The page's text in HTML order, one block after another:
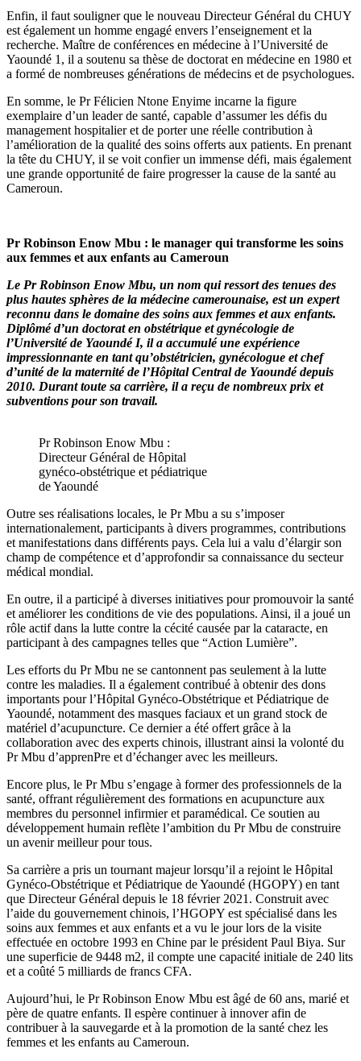
Enfin, il faut souligner que le nouveau Directeur Général du CHUY
est également un homme engagé envers l’enseignement et la
recherche. Maître de conférences en médecine à l’Université de
Yaoundé 1, il a soutenu sa thèse de doctorat en médecine en 1980 et
a formé de nombreuses générations de médecins et de psychologues.
En somme, le Pr Félicien Ntone Enyime incarne la figure
exemplaire d’un leader de santé, capable d’assumer les défis du
management hospitalier et de porter une réelle contribution à
l’amélioration de la qualité des soins offerts aux patients. En prenant
la tête du CHUY, il se voit confier un immense défi, mais également
une grande opportunité de faire progresser la cause de la santé au
Cameroun.
Pr Robinson Enow Mbu : le manager qui transforme les soins
aux femmes et aux enfants au Cameroun
Le Pr Robinson Enow Mbu, un nom qui ressort des tenues des
plus hautes sphères de la médecine camerounaise, est un expert
reconnu dans le domaine des soins aux femmes et aux enfants.
Diplômé d’un doctorat en obstétrique et gynécologie de
l’Université de Yaoundé I, il a accumulé une expérience
impressionnante en tant qu’obstétricien, gynécologue et chef
d’unité de la maternité de l’Hôpital Central de Yaoundé depuis
2010. Durant toute sa carrière, il a reçu de nombreux prix et
subventions pour son travail.
Pr Robinson Enow Mbu :
Directeur Général de Hôpital
gynéco-obstétrique et pédiatrique
de Yaoundé
Outre ses réalisations locales, le Pr Mbu a su s’imposer
internationalement, participants à divers programmes, contributions
et manifestations dans différents pays. Cela lui a valu d’élargir son
champ de compétence et d’approfondir sa connaissance du secteur
médical mondial.
En outre, il a participé à diverses initiatives pour promouvoir la santé
et améliorer les conditions de vie des populations. Ainsi, il a joué un
rôle actif dans la lutte contre la cécité causée par la cataracte, en
participant à des campagnes telles que “Action Lumière”.
Les efforts du Pr Mbu ne se cantonnent pas seulement à la lutte
contre les maladies. Il a également contribué à obtenir des dons
importants pour l’Hôpital Gynéco-Obstétrique et Pédiatrique de
Yaoundé, notamment des masques faciaux et un grand stock de
matériel d’acupuncture. Ce dernier a été offert grâce à la
collaboration avec des experts chinois, illustrant ainsi la volonté du
Pr Mbu d’apprenPre et d’échanger avec les meilleurs.
Encore plus, le Pr Mbu s’engage à former des professionnels de la
santé, offrant régulièrement des formations en acupuncture aux
membres du personnel infirmier et paramédical. Ce soutien au
développement humain reflète l’ambition du Pr Mbu de construire
un avenir meilleur pour tous.
Sa carrière a pris un tournant majeur lorsqu’il a rejoint le Hôpital
Gynéco-Obstétrique et Pédiatrique de Yaoundé (HGOPY) en tant
que Directeur Général depuis le 18 février 2021. Construit avec
l’aide du gouvernement chinois, l’HGOPY est spécialisé dans les
soins aux femmes et aux enfants et a vu le jour lors de la visite
effectuée en octobre 1993 en Chine par le président Paul Biya. Sur
une superficie de 9448 m2, il compte une capacité initiale de 240 lits
et a coûté 5 milliards de francs CFA.
Aujourd’hui, le Pr Robinson Enow Mbu est âgé de 60 ans, marié et
père de quatre enfants. Il espère continuer à innover afin de
contribuer à la sauvegarde et à la promotion de la santé chez les
femmes et les enfants au Cameroun.